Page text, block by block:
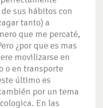
sus hábitos con
tanto) a
que me percaté,
¿por que es mas
movilizarse en
o en transporte
último es
por un tema
En las